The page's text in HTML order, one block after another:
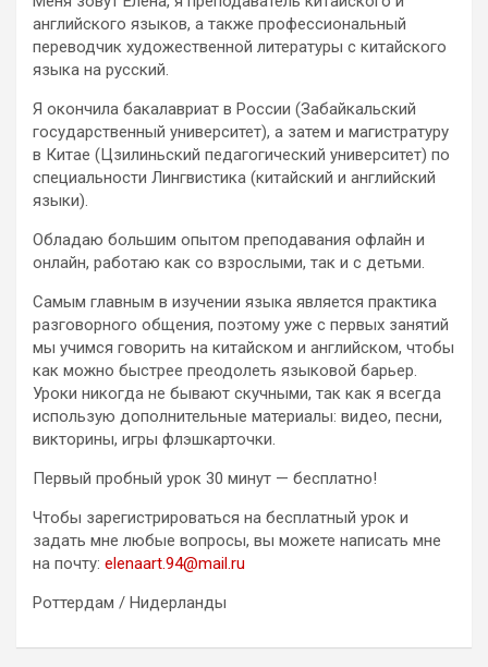
английского языков, а также профессиональный
переводчик художественной литературы с китайского
языка на русский.
Я окончила бакалавриат в России (Забайкальский
государственный университет), а затем и магистратуру
в Китае (Цзилиньский педагогический университет) по
специальности Лингвистика (китайский и английский
языки).
Обладаю большим опытом преподавания офлайн и
онлайн, работаю как со взрослыми, так и с детьми.
Самым главным в изучении языка является практика
разговорного общения, поэтому уже с первых занятий
мы учимся говорить на китайском и английском, чтобы
как можно быстрее преодолеть языковой барьер.
Уроки никогда не бывают скучными, так как я всегда
использую дополнительные материалы: видео, песни,
викторины, игры флэшкарточки.
Первый пробный урок 30 минут — бесплатно!
Чтобы зарегистрироваться на бесплатный урок и
задать мне любые вопросы, вы можете написать мне
на почту: elenaart.94@mail.ru
Роттердам / Нидерланды